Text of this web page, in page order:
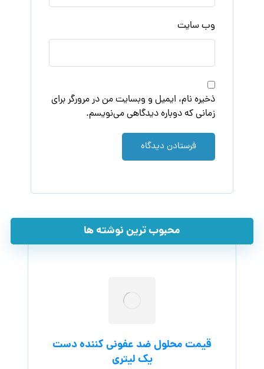
وب‌ سایت
ذخیره نام، ایمیل و وبسایت من در مرورگر برای
زمانی که دوباره دیدگاهی می‌نویسم.
فرستادن دیدگاه
محبوب ترین نوشته ها
قیمت محلول ضد عفونی کننده دست
یک لیتری